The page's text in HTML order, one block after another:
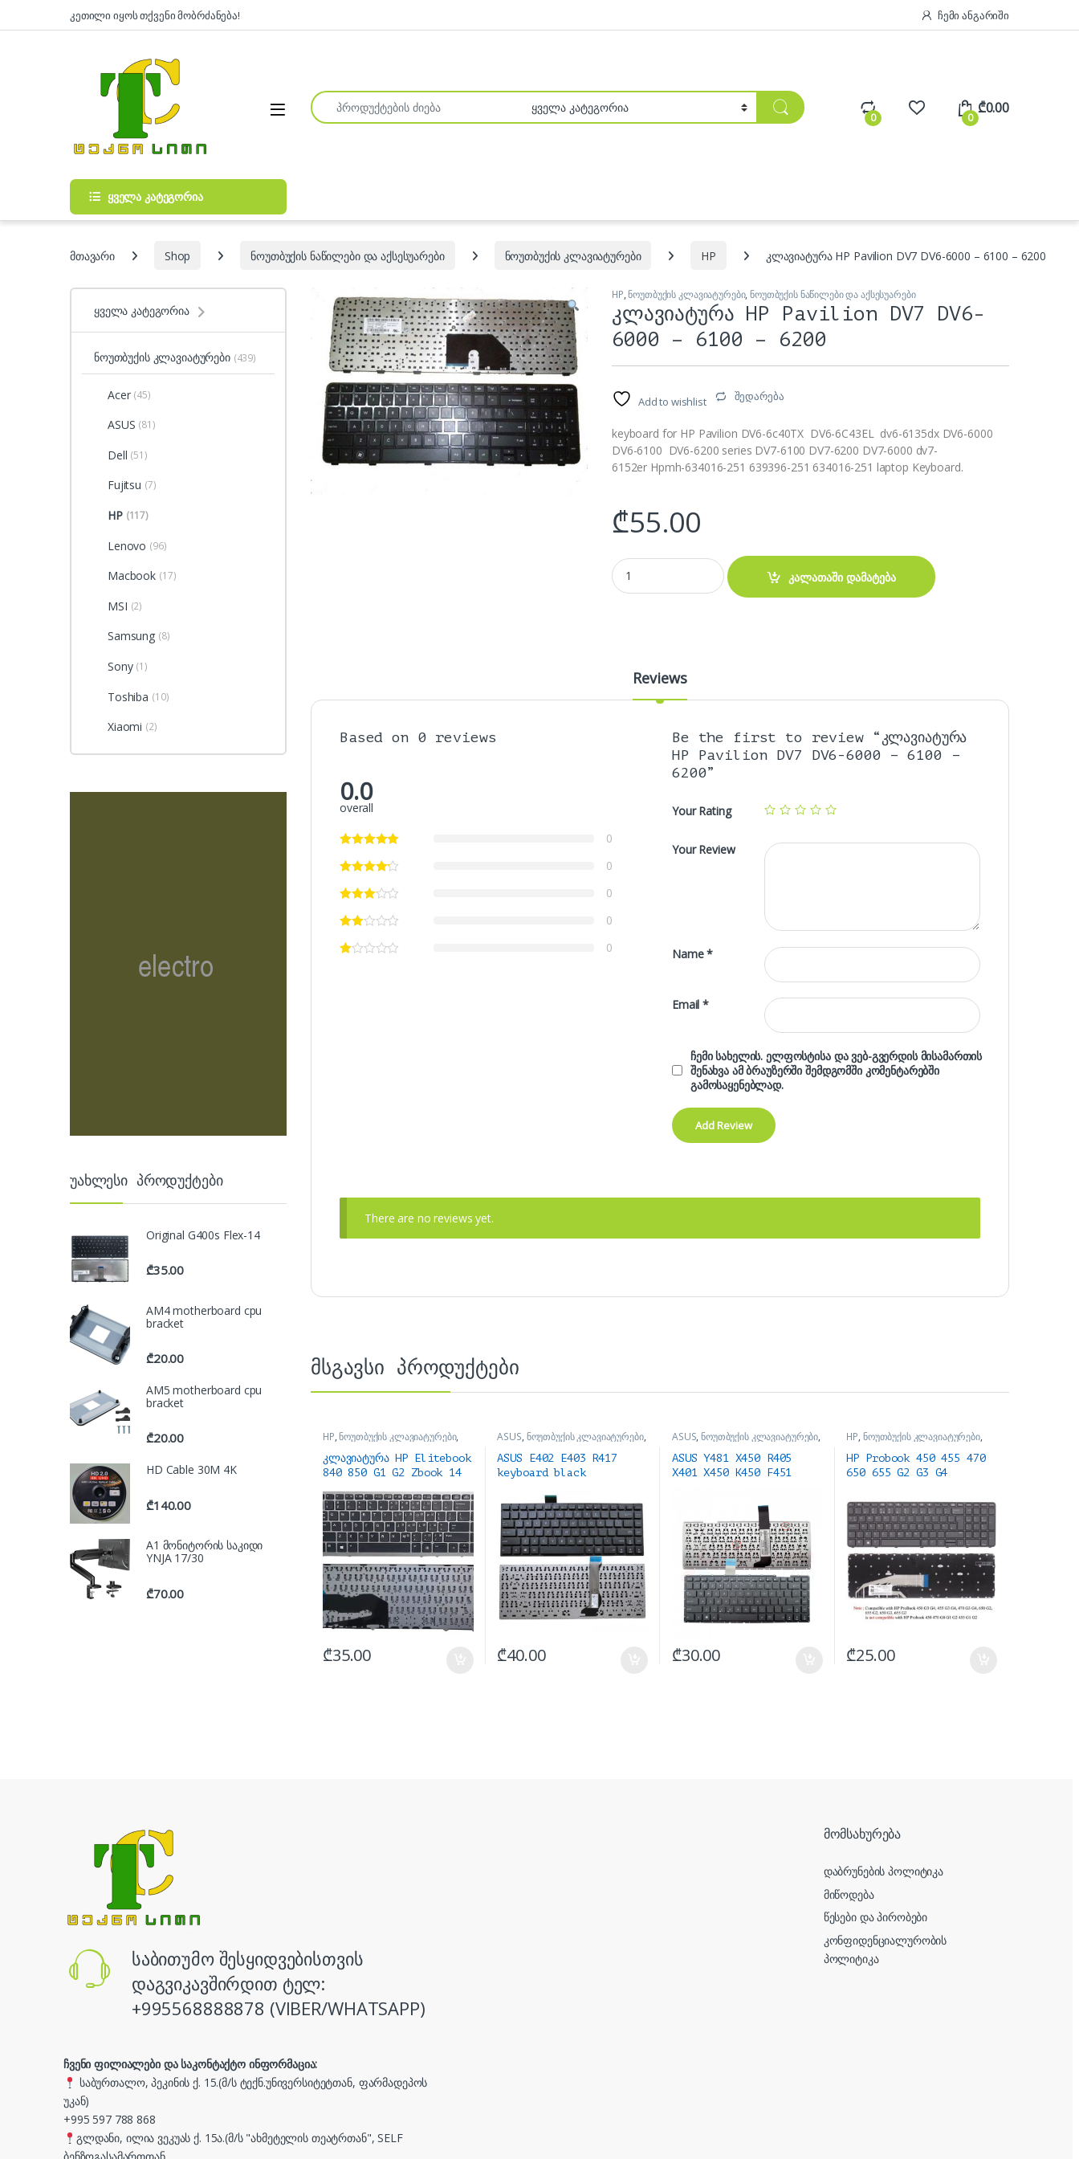
კეთილი იყოს თქვენი მობრძანება! ჩემი ანგარიში
Open
Search for:
0 0
₾0.00
ყველა კატეგორია
მთავარი Shop ნოუთბუქის ნაწილები და აქსესუარები ნოუთბუქის კლავიატურები HP კლავიატურა HP Pavilion DV7 DV6-6000 – 6100 – 6200
HP,ნოუთბუქის კლავიატურები,ნოუთბუქის ნაწილები და აქსესუარები
კლავიატურა HP Pavilion DV7 DV6-
6000 – 6100 – 6200
Add to wishlist შედარება
keyboard for HP Pavilion DV6-6c40TX DV6-6C43EL dv6-6135dx DV6-6000
DV6-6100 DV6-6200 series DV7-6100 DV7-6200 DV7-6000 dv7-
6152er Hpmh-634016-251 639396-251 634016-251 laptop Keyboard.
₾55.00
კლავიატურა HP Pavilion DV7 DV6-6000 - 6100 - 6200 quantity
კალათაში დამატება
Reviews
Based on 0 reviews
0.0
overall
0
0
0
0
0
Be the first to review “კლავიატურა
HP Pavilion DV7 DV6-6000 – 6100 –
6200”
Your Rating
Your Review
Name*
Email*
ჩემი სახელის. ელფოსტისა და ვებ-გვერდის მისამართის
შენახვა ამ ბრაუზერში შემდგომში კომენტარებში
გამოსაყენებლად.
There are no reviews yet.
მსგავსი პროდუქტები
HP,ნოუთბუქის კლავიატურები,
ნოუთბუქის ნაწილები და
აქსესუარები
კლავიატურა HP Elitebook
840 850 G1 G2 Zbook 14
₾35.00
ASUS, ნოუთბუქის კლავიატურები,
ნოუთბუქის ნაწილები და
აქსესუარები
ASUS E402 E403 R417
keyboard black
₾40.00
ASUS,ნოუთბუქის კლავიატურები,
ნოუთბუქის ნაწილები და
აქსესუარები
ASUS Y481 X450 R405
X401 X450 K450 F451
₾30.00
HP, ნოუთბუქის კლავიატურები,
ნოუთბუქის ნაწილები და
აქსესუარები
HP Probook 450 455 470
650 655 G2 G3 G4
₾25.00
ყველა კატეგორია
ნოუთბუქის კლავიატურები (439)
Acer (45)
ASUS (81)
Dell (51)
Fujitsu (7)
HP (117)
Lenovo (96)
Macbook (17)
MSI (2)
Samsung (8)
Sony (1)
Toshiba (10)
Xiaomi (2)
უახლესი პროდუქტები
Original G400s Flex-14
₾35.00
AM4 motherboard cpu
bracket
₾20.00
AM5 motherboard cpu
bracket
₾20.00
HD Cable 30M 4K
₾140.00
A1 მონიტორის საკიდი
YNJA 17/30
₾70.00
საბითუმო შესყიდვებისთვის
დაგვიკავშირდით ტელ:
+995568888878 (VIBER/WHATSAPP)
ჩვენი ფილიალები და საკონტაქტო ინფორმაცია:
საბურთალო, პეკინის ქ. 15.(მ/ს ტექნ.უნივერსიტეტთან, ფარმადეპოს
უკან)
+995 597 788 868
გლდანი, ილია ვეკუას ქ. 15ა.(მ/ს "ახმეტელის თეატრთან", SELF
მომსახურება
დაბრუნების პოლიტიკა
მიწოდება
წესები და პირობები
კონფიდენციალურობის
პოლიტიკა